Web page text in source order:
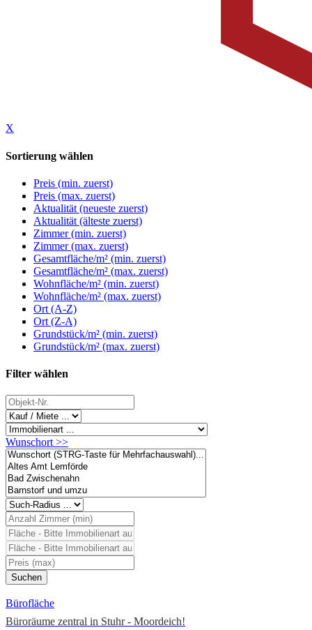
X
Sortierung wählen
Preis (min. zuerst)
Preis (max. zuerst)
Aktualität (neueste zuerst)
Aktualität (älteste zuerst)
Zimmer (min. zuerst)
Zimmer (max. zuerst)
Gesamtfläche/m² (min. zuerst)
Gesamtfläche/m² (max. zuerst)
Wohnfläche/m² (min. zuerst)
Wohnfläche/m² (max. zuerst)
Ort (A-Z)
Ort (Z-A)
Grundstück/m² (min. zuerst)
Grundstück/m² (max. zuerst)
Filter wählen
Wunschort >>
Bürofläche
Büroräume zentral in Stuhr - Moordeich!